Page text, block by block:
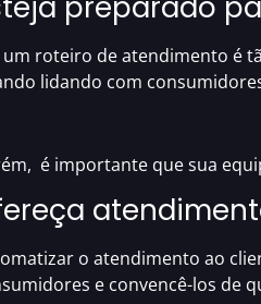
roteiro de atendimento é
lidando com
é importante que sua
o atendimento ao
e convencê-los de